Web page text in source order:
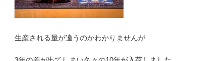
生産される量が違うのかわかりませんが